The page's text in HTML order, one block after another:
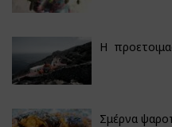
Η
Σμέρνα